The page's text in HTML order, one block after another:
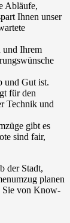
Abläufe,
Ihnen unser
und Ihrem
und Gut ist.
für den
Technik und
gibt es
sind fair,
der Stadt,
planen
Sie von Know-